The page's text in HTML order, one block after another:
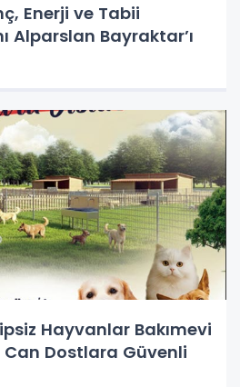
Enerji ve Tabii
Alparslan Bayraktar’ı
Hayvanlar Bakımevi
Can Dostlara Güvenli